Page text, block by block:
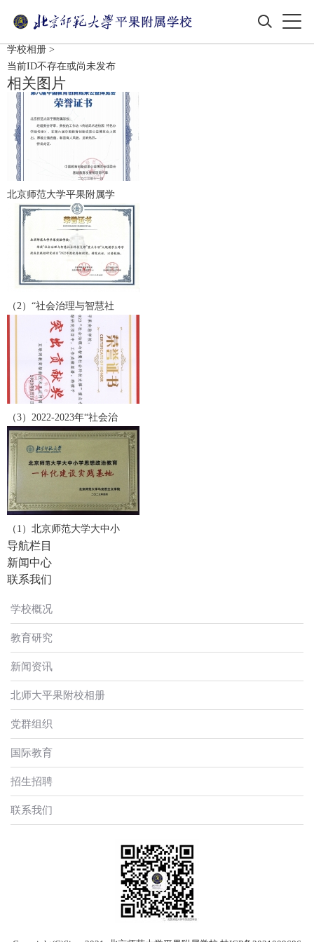
学校相册 >
当前ID不存在或尚未发布
相关图片
北京师范大学平果附属学
（2）“社会治理与智慧社
（3）2022-2023年“社会治
（1）北京师范大学大中小
导航栏目
新闻中心
联系我们
学校概况
教育研究
新闻资讯
北师大平果附校相册
党群组织
国际教育
招生招聘
联系我们